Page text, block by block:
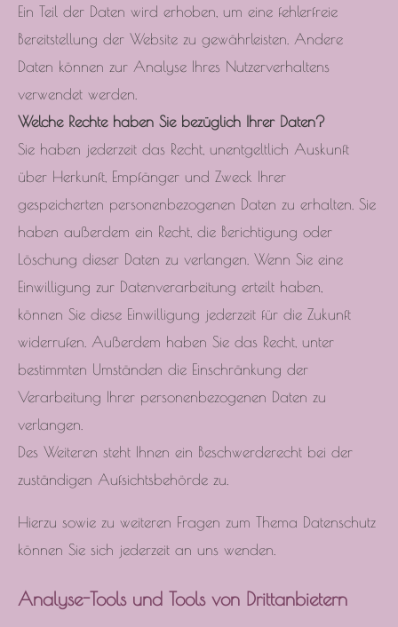
Ein Teil der Daten wird erhoben, um eine fehlerfreie
Bereitstellung der Website zu gewährleisten. Andere
Daten können zur Analyse Ihres Nutzerverhaltens
verwendet werden.
Welche Rechte haben Sie bezüglich Ihrer Daten?
Sie haben jederzeit das Recht, unentgeltlich Auskunft
über Herkunft, Empfänger und Zweck Ihrer
gespeicherten personenbezogenen Daten zu erhalten. Sie
haben außerdem ein Recht, die Berichtigung oder
Löschung dieser Daten zu verlangen. Wenn Sie eine
Einwilligung zur Datenverarbeitung erteilt haben,
können Sie diese Einwilligung jederzeit für die Zukunft
widerrufen. Außerdem haben Sie das Recht, unter
bestimmten Umständen die Einschränkung der
Verarbeitung Ihrer personenbezogenen Daten zu
verlangen.
Des Weiteren steht Ihnen ein Beschwerderecht bei der
zuständigen Aufsichtsbehörde zu.
Hierzu sowie zu weiteren Fragen zum Thema Datenschutz
können Sie sich jederzeit an uns wenden.
Analyse-Tools und Tools von Drittanbietern